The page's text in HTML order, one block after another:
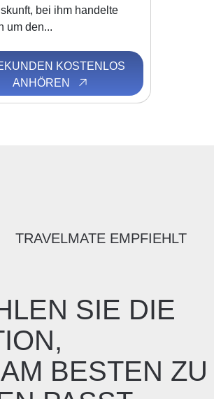
bei ihm handelte
um den...
KOSTENLOS
ANHÖREN
TRAVELMATE EMPFIEHLT
SIE DIE
BESTEN ZU